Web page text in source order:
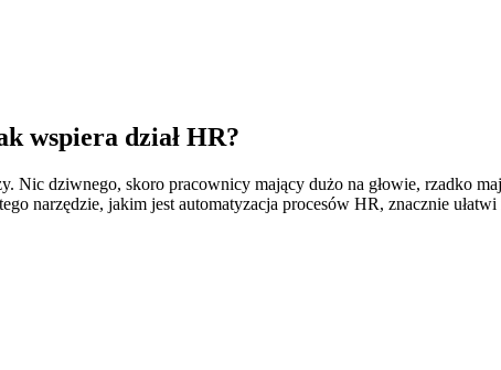
wspiera dział HR?
Nic dziwnego, skoro pracownicy mający dużo na głowie, rzadko
narzędzie, jakim jest automatyzacja procesów HR, znacznie ułatwi